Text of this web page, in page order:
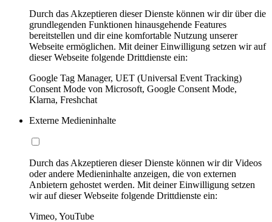
Durch das Akzeptieren dieser Dienste können wir dir über die
grundlegenden Funktionen hinausgehende Features
bereitstellen und dir eine komfortable Nutzung unserer
Webseite ermöglichen. Mit deiner Einwilligung setzen wir auf
dieser Webseite folgende Drittdienste ein:
Google Tag Manager, UET (Universal Event Tracking)
Consent Mode von Microsoft, Google Consent Mode,
Klarna, Freshchat
Externe Medieninhalte
Durch das Akzeptieren dieser Dienste können wir dir Videos
oder andere Medieninhalte anzeigen, die von externen
Anbietern gehostet werden. Mit deiner Einwilligung setzen
wir auf dieser Webseite folgende Drittdienste ein:
Vimeo, YouTube